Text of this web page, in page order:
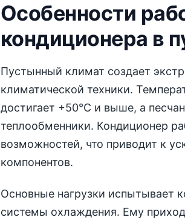
Особенности
кондиционера в
Пустынный климат создает
климатической техники.
достигает +50°C и выше, а
теплообменники. Кондиционер
возможностей, что приводит к
компонентов.
Основные нагрузки испытывает
системы охлаждения. Ему